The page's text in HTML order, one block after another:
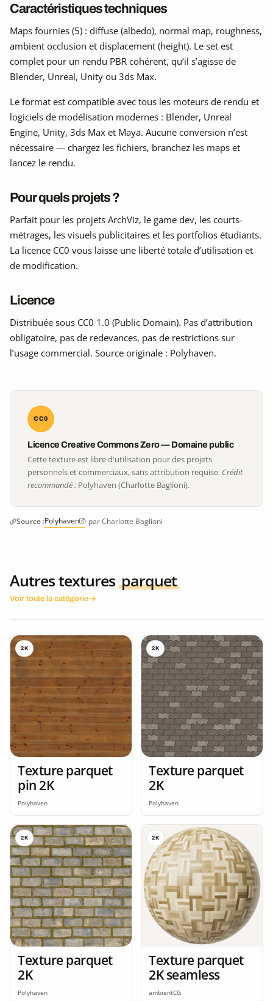
Caractéristiques techniques
Maps fournies (5) : diffuse (albedo), normal map, roughness,
ambient occlusion et displacement (height). Le set est
complet pour un rendu PBR cohérent, qu’il s’agisse de
Blender, Unreal, Unity ou 3ds Max.
Le format est compatible avec tous les moteurs de rendu et
logiciels de modélisation modernes : Blender, Unreal
Engine, Unity, 3ds Max et Maya. Aucune conversion n’est
nécessaire — chargez les fichiers, branchez les maps et
lancez le rendu.
Pour quels projets ?
Parfait pour les projets ArchViz, le game dev, les courts-
métrages, les visuels publicitaires et les portfolios étudiants.
La licence CC0 vous laisse une liberté totale d’utilisation et
de modification.
Licence
Distribuée sous CC0 1.0 (Public Domain). Pas d’attribution
obligatoire, pas de redevances, pas de restrictions sur
l’usage commercial. Source originale : Polyhaven.
CC0
Licence Creative Commons Zero — Domaine public
Cette texture est libre d'utilisation pour des projets
personnels et commerciaux, sans attribution requise. Crédit
recommandé : Polyhaven (Charlotte Baglioni).
Source :Polyhaven · par Charlotte Baglioni
Autres textures parquet
Voir toute la catégorie
2K
Texture parquet
pin 2K
Polyhaven
2K
Texture parquet
2K
Polyhaven
2K
Texture parquet
2K
Polyhaven
2K
Texture parquet
2K seamless
ambientCG